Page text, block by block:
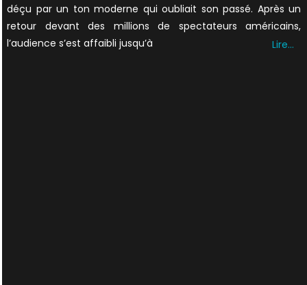
déçu par un ton moderne qui oubliait son passé. Après un
retour devant des millions de spectateurs américains,
l’audience s’est affaibli jusqu’à
Lire…